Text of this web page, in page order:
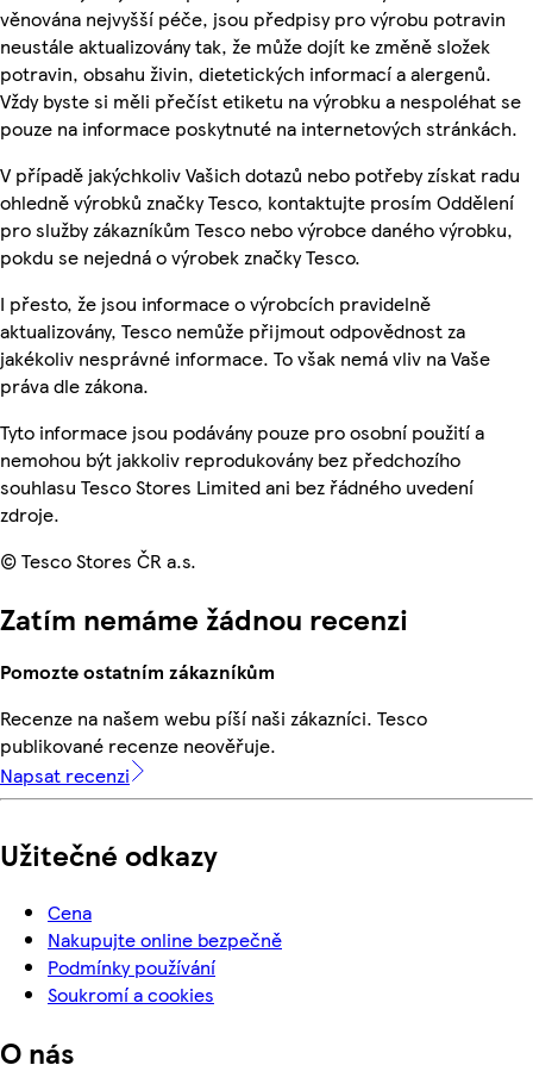
věnována nejvyšší péče, jsou předpisy pro výrobu potravin
neustále aktualizovány tak, že může dojít ke změně složek
potravin, obsahu živin, dietetických informací a alergenů.
Vždy byste si měli přečíst etiketu na výrobku a nespoléhat se
pouze na informace poskytnuté na internetových stránkách.
V případě jakýchkoliv Vašich dotazů nebo potřeby získat radu
ohledně výrobků značky Tesco, kontaktujte prosím Oddělení
pro služby zákazníkům Tesco nebo výrobce daného výrobku,
pokdu se nejedná o výrobek značky Tesco.
I přesto, že jsou informace o výrobcích pravidelně
aktualizovány, Tesco nemůže přijmout odpovědnost za
jakékoliv nesprávné informace. To však nemá vliv na Vaše
práva dle zákona.
Tyto informace jsou podávány pouze pro osobní použití a
nemohou být jakkoliv reprodukovány bez předchozího
souhlasu Tesco Stores Limited ani bez řádného uvedení
zdroje.
© Tesco Stores ČR a.s.
Zatím nemáme žádnou recenzi
Pomozte ostatním zákazníkům
Recenze na našem webu píší naši zákazníci. Tesco
publikované recenze neověřuje.
Napsat recenzi
Užitečné odkazy
Cena
Nakupujte online bezpečně
Podmínky používání
Soukromí a cookies
O nás